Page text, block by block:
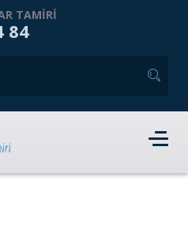
TAMIRI
84